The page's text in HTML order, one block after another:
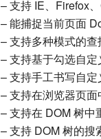
– 支持 IE、Firefox
– 能捕捉当前页面
– 支持多种模式的
– 支持基于勾选自
– 支持手工书写自
– 支持在浏览器页
– 支持在 DOM 树中
– 支持 DOM 树的搜